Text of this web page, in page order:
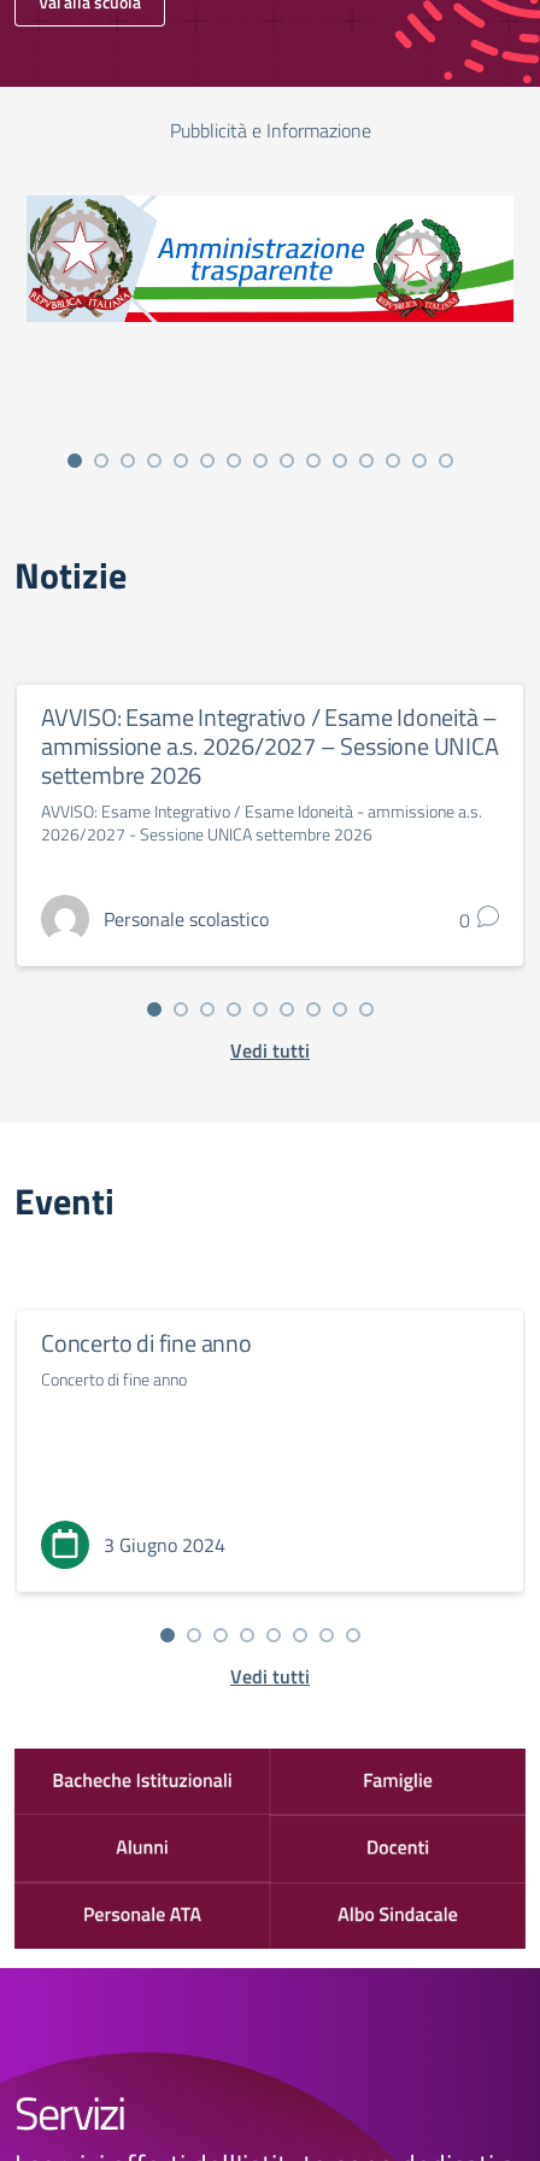
Pubblicità e Informazione
Notizie
AVVISO: Esame Integrativo / Esame Idoneità –
ammissione a.s. 2026/2027 – Sessione UNICA
settembre 2026
AVVISO: Esame Integrativo / Esame Idoneità - ammissione a.s.
2026/2027 - Sessione UNICA settembre 2026
Personale scolastico 0
Vedi tutti
Eventi
Concerto di fine anno
Concerto di fine anno
3 Giugno 2024
Vedi tutti
Servizi